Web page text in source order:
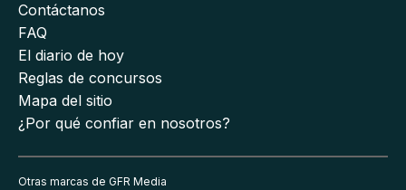
Contáctanos
FAQ
El diario de hoy
Reglas de concursos
Mapa del sitio
¿Por qué confiar en nosotros?
Otras marcas de GFR Media